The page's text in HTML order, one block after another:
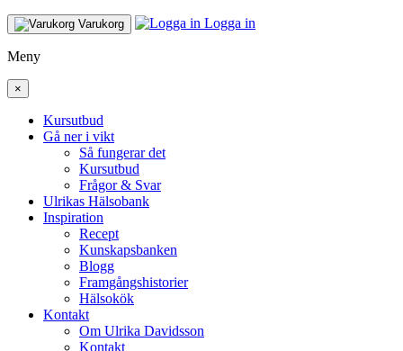
Varukorg Logga in
Meny
×
Kursutbud
Gå ner i vikt
Så fungerar det
Kursutbud
Frågor & Svar
Ulrikas Hälsobank
Inspiration
Recept
Kunskapsbanken
Blogg
Framgångshistorier
Hälsokök
Kontakt
Om Ulrika Davidsson
Kontakt